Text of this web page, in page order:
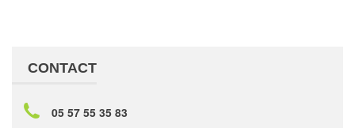
CONTACT
05 57 55 35 83